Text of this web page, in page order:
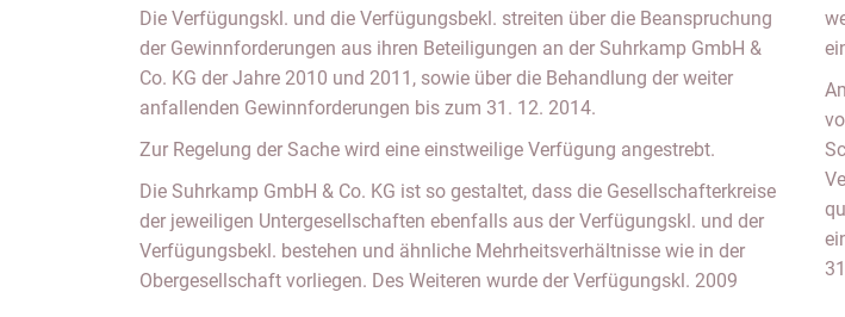
Die Verfügungskl. und die Verfügungsbekl. streiten über die Beanspruchung
der Gewinnforderungen aus ihren Beteiligungen an der Suhrkamp GmbH &
Co. KG der Jahre 2010 und 2011, sowie über die Behandlung der weiter
anfallenden Gewinnforderungen bis zum 31. 12. 2014.
Zur Regelung der Sache wird eine einstweilige Verfügung angestrebt.
Die Suhrkamp GmbH & Co. KG ist so gestaltet, dass die Gesellschafterkreise
der jeweiligen Untergesellschaften ebenfalls aus der Verfügungskl. und der
Verfügungsbekl. bestehen und ähnliche Mehrheitsverhältnisse wie in der
Obergesellschaft vorliegen. Des Weiteren wurde der Verfügungskl. 2009